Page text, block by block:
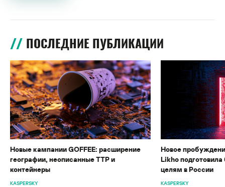
ПОСЛЕДНИЕ ПУБЛИКАЦИИ
Новые кампании GOFFEE: расширение
географии, неописанные TTP и
контейнеры
KASPERSKY
Новое
Likho
целям в России
KASPERSKY